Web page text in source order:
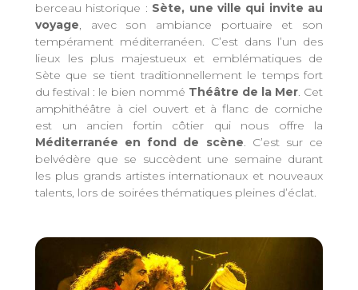
berceau historique : Sète, une ville qui invite au
voyage, avec son ambiance portuaire et son
tempérament méditerranéen. C’est dans l’un des
lieux les plus majestueux et emblématiques de
Sète que se tient traditionnellement le temps fort
du festival : le bien nommé Théâtre de la Mer. Cet
amphithéâtre à ciel ouvert et à flanc de corniche
est un ancien fortin côtier qui nous offre la
Méditerranée en fond de scène. C’est sur ce
belvédère que se succèdent une semaine durant
les plus grands artistes internationaux et nouveaux
talents, lors de soirées thématiques pleines d’éclat.